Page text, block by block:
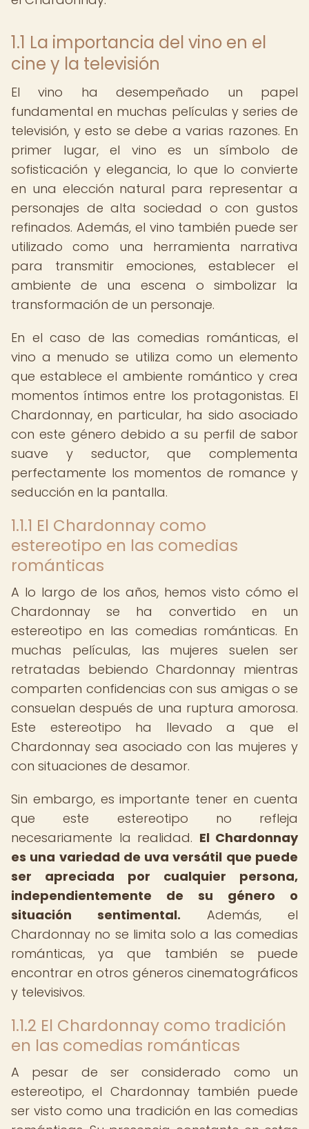
1.1 La importancia del vino en el
cine y la televisión
El vino ha desempeñado un papel
fundamental en muchas películas y series de
televisión, y esto se debe a varias razones. En
primer lugar, el vino es un símbolo de
sofisticación y elegancia, lo que lo convierte
en una elección natural para representar a
personajes de alta sociedad o con gustos
refinados. Además, el vino también puede ser
utilizado como una herramienta narrativa
para transmitir emociones, establecer el
ambiente de una escena o simbolizar la
transformación de un personaje.
En el caso de las comedias románticas, el
vino a menudo se utiliza como un elemento
que establece el ambiente romántico y crea
momentos íntimos entre los protagonistas. El
Chardonnay, en particular, ha sido asociado
con este género debido a su perfil de sabor
suave y seductor, que complementa
perfectamente los momentos de romance y
seducción en la pantalla.
1.1.1 El Chardonnay como
estereotipo en las comedias
románticas
A lo largo de los años, hemos visto cómo el
Chardonnay se ha convertido en un
estereotipo en las comedias románticas. En
muchas películas, las mujeres suelen ser
retratadas bebiendo Chardonnay mientras
comparten confidencias con sus amigas o se
consuelan después de una ruptura amorosa.
Este estereotipo ha llevado a que el
Chardonnay sea asociado con las mujeres y
con situaciones de desamor.
Sin embargo, es importante tener en cuenta
que este estereotipo no refleja
necesariamente la realidad. El Chardonnay
es una variedad de uva versátil que puede
ser apreciada por cualquier persona,
independientemente de su género o
situación sentimental. Además, el
Chardonnay no se limita solo a las comedias
románticas, ya que también se puede
encontrar en otros géneros cinematográficos
y televisivos.
1.1.2 El Chardonnay como tradición
en las comedias románticas
A pesar de ser considerado como un
estereotipo, el Chardonnay también puede
ser visto como una tradición en las comedias